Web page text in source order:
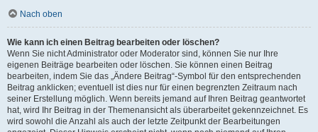
Nach oben
Wie kann ich einen Beitrag bearbeiten oder löschen?
Wenn Sie nicht Administrator oder Moderator sind, können Sie nur Ihre
eigenen Beiträge bearbeiten oder löschen. Sie können einen Beitrag
bearbeiten, indem Sie das „Ändere Beitrag“-Symbol für den entsprechenden
Beitrag anklicken; eventuell ist dies nur für einen begrenzten Zeitraum nach
seiner Erstellung möglich. Wenn bereits jemand auf Ihren Beitrag geantwortet
hat, wird Ihr Beitrag in der Themenansicht als überarbeitet gekennzeichnet. Es
wird sowohl die Anzahl als auch der letzte Zeitpunkt der Bearbeitungen